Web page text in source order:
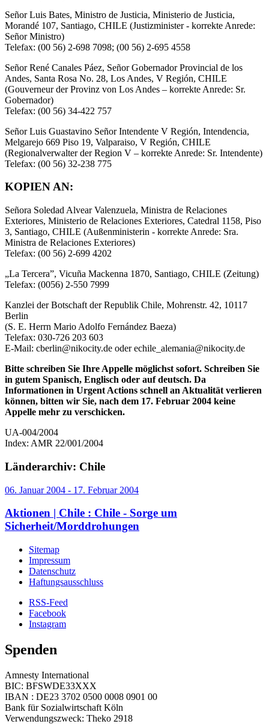
Señor Luis Bates, Ministro de Justicia, Ministerio de Justicia,
Morandé 107, Santiago, CHILE (Justizminister - korrekte Anrede:
Señor Ministro)
Telefax: (00 56) 2-698 7098; (00 56) 2-695 4558
Señor René Canales Páez, Señor Gobernador Provincial de los
Andes, Santa Rosa No. 28, Los Andes, V Región, CHILE
(Gouverneur der Provinz von Los Andes – korrekte Anrede: Sr.
Gobernador)
Telefax: (00 56) 34-422 757
Señor Luis Guastavino Señor Intendente V Región, Intendencia,
Melgarejo 669 Piso 19, Valparaiso, V Región, CHILE
(Regionalverwalter der Region V – korrekte Anrede: Sr. Intendente)
Telefax: (00 56) 32-238 775
KOPIEN AN:
Señora Soledad Alvear Valenzuela, Ministra de Relaciones
Exteriores, Ministerio de Relaciones Exteriores, Catedral 1158, Piso
3, Santiago, CHILE (Außenministerin - korrekte Anrede: Sra.
Ministra de Relaciones Exteriores)
Telefax: (00 56) 2-699 4202
„La Tercera”, Vicuña Mackenna 1870, Santiago, CHILE (Zeitung)
Telefax: (0056) 2-550 7999
Kanzlei der Botschaft der Republik Chile, Mohrenstr. 42, 10117
Berlin
(S. E. Herrn Mario Adolfo Fernández Baeza)
Telefax: 030-726 203 603
E-Mail: cberlin@nikocity.de oder echile_alemania@nikocity.de
Bitte schreiben Sie Ihre Appelle möglichst sofort. Schreiben Sie
in gutem Spanisch, Englisch oder auf deutsch. Da
Informationen in Urgent Actions schnell an Aktualität verlieren
können, bitten wir Sie, nach dem 17. Februar 2004 keine
Appelle mehr zu verschicken.
UA-004/2004
Index: AMR 22/001/2004
Länderarchiv: Chile
06. Januar 2004 - 17. Februar 2004
Aktionen | Chile : Chile - Sorge um
Sicherheit/Morddrohungen
Sitemap
Impressum
Datenschutz
Haftungsausschluss
RSS-Feed
Facebook
Instagram
Spenden
Amnesty International
BIC: BFSWDE33XXX
IBAN : DE23 3702 0500 0008 0901 00
Bank für Sozialwirtschaft Köln
Verwendungszweck: Theko 2918